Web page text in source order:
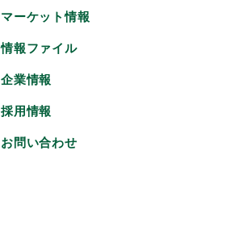
マーケット情報
情報ファイル
企業情報
採用情報
お問い合わせ